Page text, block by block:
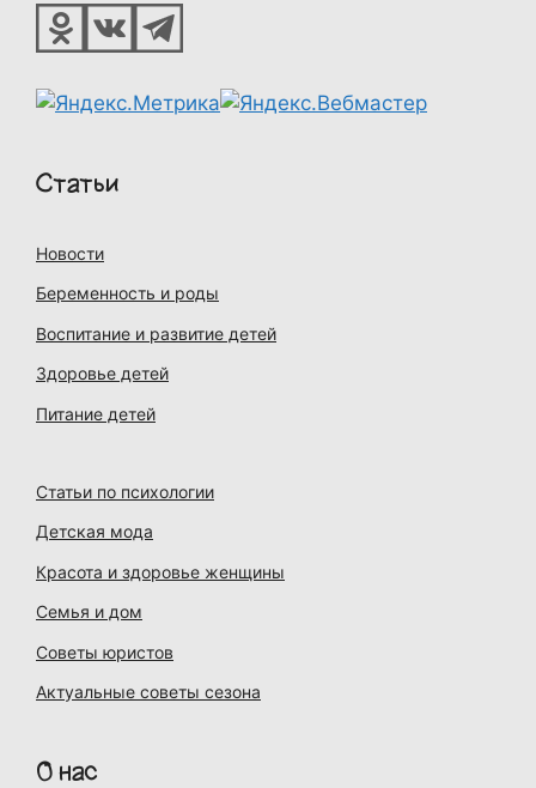
Статьи
Новости
Беременность и роды
Воспитание и развитие детей
Здоровье детей
Питание детей
Статьи по психологии
Детская мода
Красота и здоровье женщины
Семья и дом
Советы юристов
Актуальные советы сезона
О нас